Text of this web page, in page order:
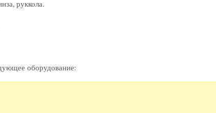
руккола.
оборудование: